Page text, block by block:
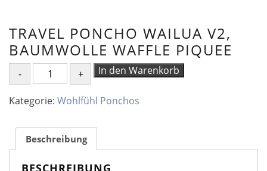
TRAVEL PONCHO WAILUA V2,
BAUMWOLLE WAFFLE PIQUEE
PONCHO
WAILUA
BAUMWOLLE
WAFFLE
PIQUEE
Menge
In den Warenkorb
Kategorie: Wohlfühl Ponchos
Beschreibung
BESCHREIBUNG